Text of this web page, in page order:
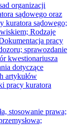
organizacji
sądowego oraz
kuratora sądowego;
Rodzaje
pracy
sprawozdanie
kwestionariusza
dotyczące
artykułów
pracy kuratora
stosowanie prawa;